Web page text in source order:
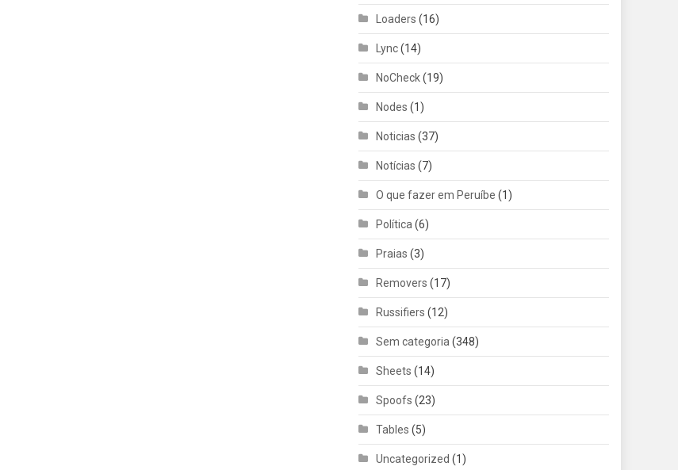
Loaders (16)
Lync(14)
NoCheck(19)
Nodes (1)
Noticias (37)
Notícias (7)
O que fazer em Peruíbe (1)
Política (6)
Praias (3)
Removers (17)
Russifiers (12)
Sem categoria (348)
Sheets (14)
Spoofs (23)
Tables (5)
Uncategorized (1)